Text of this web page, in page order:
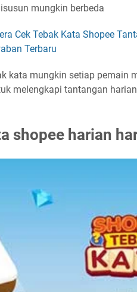
mungkin berbeda
Cek Tebak Kata Shopee
Terbaru
kata mungkin setiap pemain
melengkapi tantangan
shopee harian